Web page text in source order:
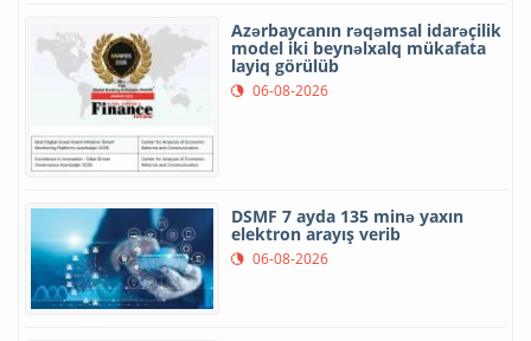
Azərbaycanın rəqəmsal idarəçilik
model iki beynəlxalq mükafata
layiq görülüb
06-08-2026
DSMF 7 ayda 135 minə yaxın
elektron arayış verib
06-08-2026